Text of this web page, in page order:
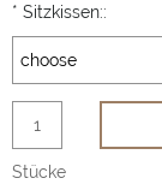
* Sitzkissen::
Stücke